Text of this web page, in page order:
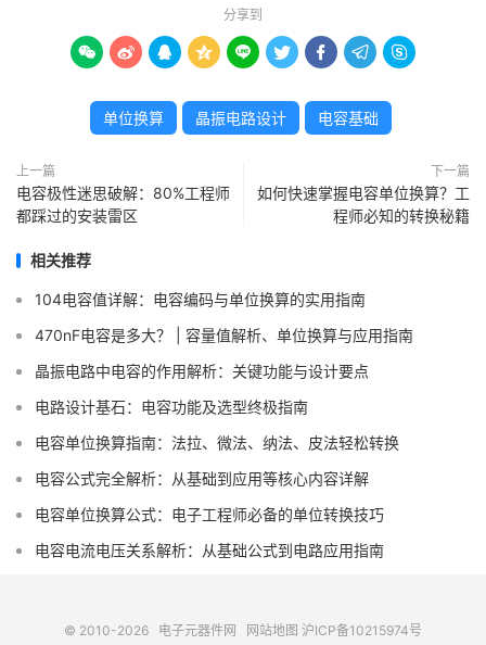
分享到
        
单位换算 晶振电路设计 电容基础
上一篇
电容极性迷思破解：80%工程师
都踩过的安装雷区
下一篇
如何快速掌握电容单位换算？工
程师必知的转换秘籍
相关推荐
104电容值详解：电容编码与单位换算的实用指南
470nF电容是多大？ | 容量值解析、单位换算与应用指南
晶振电路中电容的作用解析：关键功能与设计要点
电路设计基石：电容功能及选型终极指南
电容单位换算指南：法拉、微法、纳法、皮法轻松转换
电容公式完全解析：从基础到应用等核心内容详解
电容单位换算公式：电子工程师必备的单位转换技巧
电容电流电压关系解析：从基础公式到电路应用指南
© 2010-2026 电子元器件网 网站地图 沪ICP备10215974号